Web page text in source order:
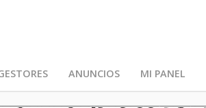
ANUNCIOS MI PANEL